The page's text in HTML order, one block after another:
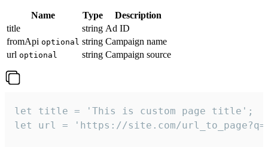
Name Type
Description
title
string Ad ID
fromApi optional string Campaign name
url optional string Campaign source
let title = 'This is custom page title';
let url = 'https://site.com/